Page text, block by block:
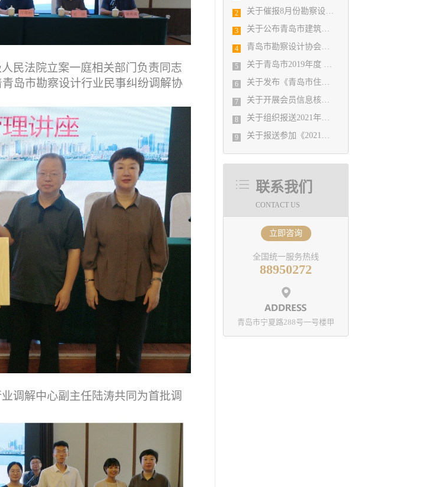
2 关于催报8月份勘察设计经济形势月报的通知
3 关于公布青岛市建筑设计BIM技术应用技能选拔赛获奖结果的通知
4 青岛市勘察设计协会暨施工图审查公司2019年度工作总结会议顺利召开
5 关于青岛市2019年度 优秀企业、优秀企业管理者、先进工作者评选结果公示的通知
6 关于发布《青岛市住宅设计质量提升指引》 的通知
7 关于开展会员信息核对工作的通知
8 关于组织报送2021年度山东省工程建设（勘察设计） 优秀QC小组的通知
9 关于报送参加《2021年度山东省优秀工程勘察设计成果竞赛》有关事宜的通知
联系我们
CONTACT US
立即咨询
全国统一服务热线
88950272
青岛市宁夏路288号一号楼甲
民法院立案一庭相关部门负责同志
岛市勘察设计行业民事纠纷调解协
调解中心副主任陆涛共同为首批调